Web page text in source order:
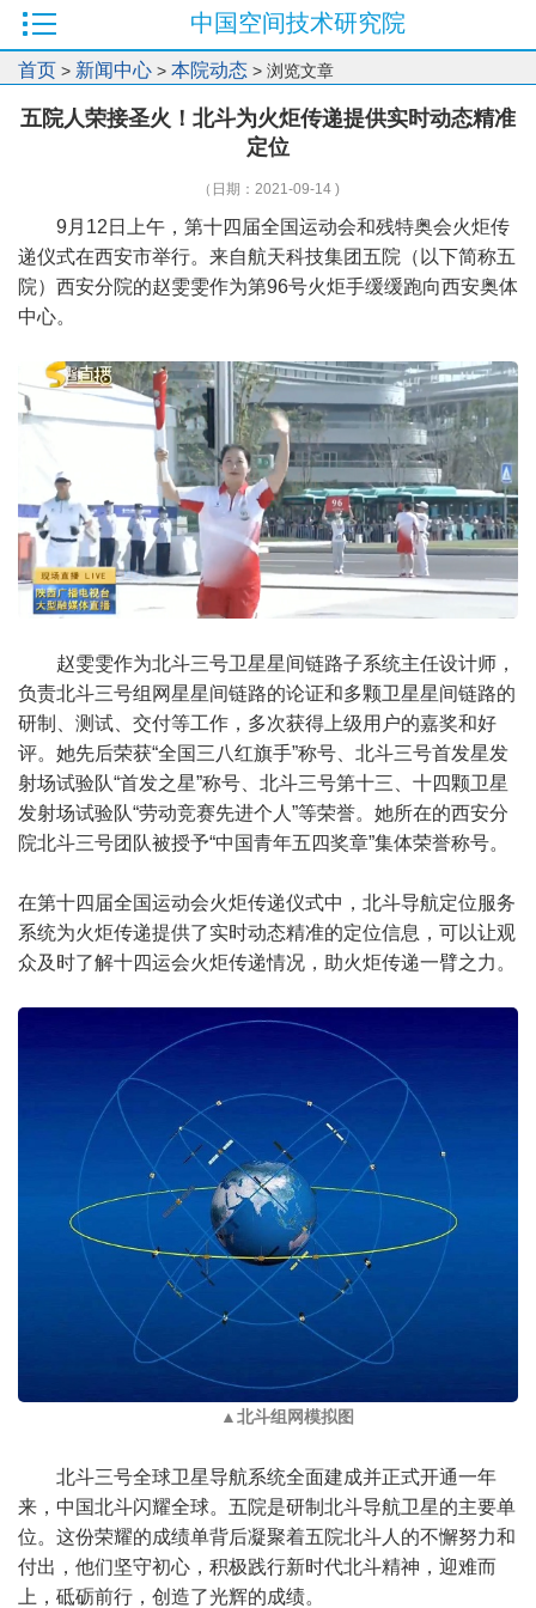
中国空间技术研究院
首页 > 新闻中心 > 本院动态 > 浏览文章
五院人荣接圣火！北斗为火炬传递提供实时动态精准
定位
（日期：2021-09-14 )
9月12日上午，第十四届全国运动会和残特奥会火炬传
递仪式在西安市举行。来自航天科技集团五院（以下简称五
院）西安分院的赵雯雯作为第96号火炬手缓缓跑向西安奥体
中心。
赵雯雯作为北斗三号卫星星间链路子系统主任设计师，
负责北斗三号组网星星间链路的论证和多颗卫星星间链路的
研制、测试、交付等工作，多次获得上级用户的嘉奖和好
评。她先后荣获“全国三八红旗手”称号、北斗三号首发星发
射场试验队“首发之星”称号、北斗三号第十三、十四颗卫星
发射场试验队“劳动竞赛先进个人”等荣誉。她所在的西安分
院北斗三号团队被授予“中国青年五四奖章”集体荣誉称号。
在第十四届全国运动会火炬传递仪式中，北斗导航定位服务
系统为火炬传递提供了实时动态精准的定位信息，可以让观
众及时了解十四运会火炬传递情况，助火炬传递一臂之力。
▲北斗组网模拟图
北斗三号全球卫星导航系统全面建成并正式开通一年
来，中国北斗闪耀全球。五院是研制北斗导航卫星的主要单
位。这份荣耀的成绩单背后凝聚着五院北斗人的不懈努力和
付出，他们坚守初心，积极践行新时代北斗精神，迎难而
上，砥砺前行，创造了光辉的成绩。